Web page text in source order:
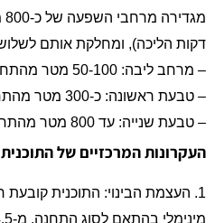
דקות הליכה), ומחלקת אותם
– מרחב ליבה: 50-100 מטר מהתחנה
– טבעת ראשונה: כ-300 מטר מהתחנה
– טבעת שנייה: עד 800 מטר מהתחנה
העקרונות המרכזיים של התוכנית
1. העצמת הבינוי: התוכנית